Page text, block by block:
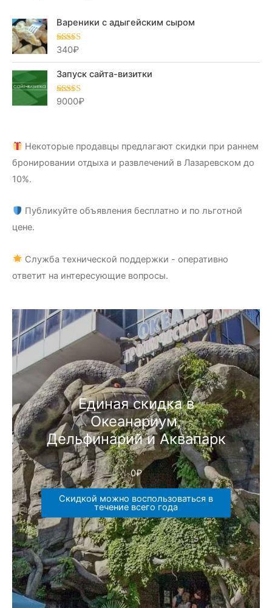
Вареники с адыгейским сыром
Оценка
340₽
Запуск сайта-визитки
Оценка
9000₽
Некоторые продавцы предлагают скидки при раннем
бронировании отдыха и развлечений в Лазаревском до
10%.
Публикуйте объявления бесплатно и по льготной
цене.
Служба технической поддержки - оперативно
ответит на интересующие вопросы.
Единая скидка в
Океанариум,
Дельфинарий и Аквапарк
0₽
Скидкой можно воспользоваться в
течение всего года